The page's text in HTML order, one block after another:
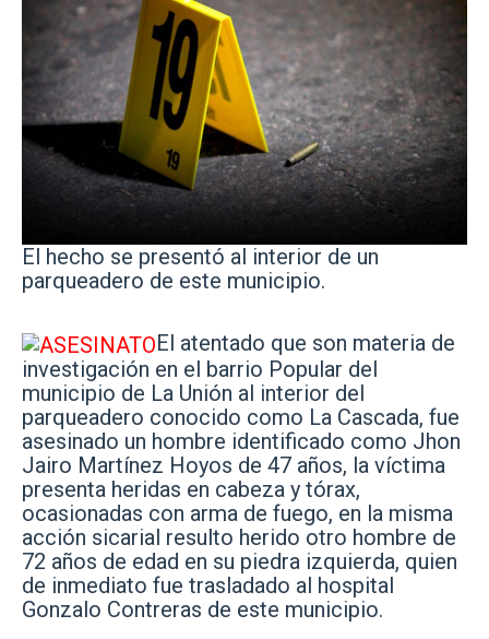
El hecho se presentó al interior de un
parqueadero de este municipio.
El atentado que son materia de
investigación en el barrio Popular del
municipio de La Unión al interior del
parqueadero conocido como La Cascada, fue
asesinado un hombre identificado como Jhon
Jairo Martínez Hoyos de 47 años, la víctima
presenta heridas en cabeza y tórax,
ocasionadas con arma de fuego, en la misma
acción sicarial resulto herido otro hombre de
72 años de edad en su piedra izquierda, quien
de inmediato fue trasladado al hospital
Gonzalo Contreras de este municipio.